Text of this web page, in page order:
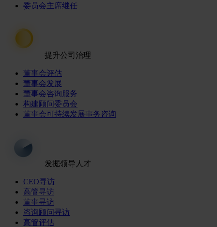
委员会主席继任
提升公司治理
董事会评估
董事会发展
董事会咨询服务
构建顾问委员会
董事会可持续发展事务咨询
发掘领导人才
CEO寻访
高管寻访
董事寻访
咨询顾问寻访
高管评估